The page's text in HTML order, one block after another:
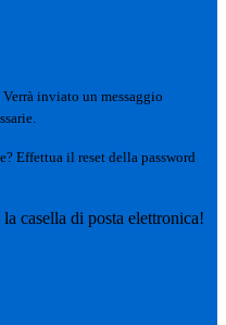
Verrà inviato un messaggio
Effettua il reset della password
casella di posta elettronica!